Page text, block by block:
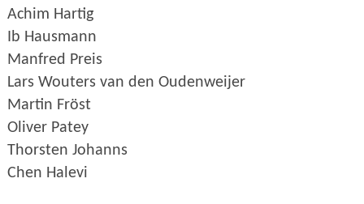
Achim Hartig
Ib Hausmann
Manfred Preis
Lars Wouters van den Oudenweijer
Martin Fröst
Oliver Patey
Thorsten Johanns
Chen Halevi